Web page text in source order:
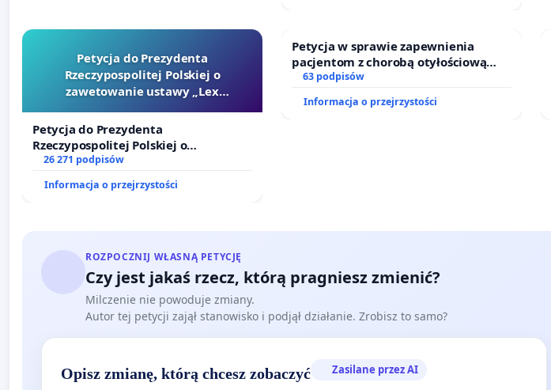
Petycja do Prezydenta
Rzeczypospolitej Polskiej o
zawetowanie ustawy „Lex
Petycja do Prezydenta
Rzeczypospolitej Polskiej o
zawetowanie ustawy „Lex Szarlatan”
26 271 podpisów
Informacja o przejrzystości
Petycja w sprawie zapewnienia
pacjentom z chorobą otyłościową
dostępu do kompleksowego leczenia
63 podpisów
Informacja o przejrzystości
ROZPOCZNIJ WŁASNĄ PETYCJĘ
Czy jest jakaś rzecz, którą pragniesz zmienić?
Milczenie nie powoduje zmiany.
Autor tej petycji zajął stanowisko i podjął działanie. Zrobisz to samo?
Opisz zmianę, którą chcesz zobaczyć Zasilane przez AI